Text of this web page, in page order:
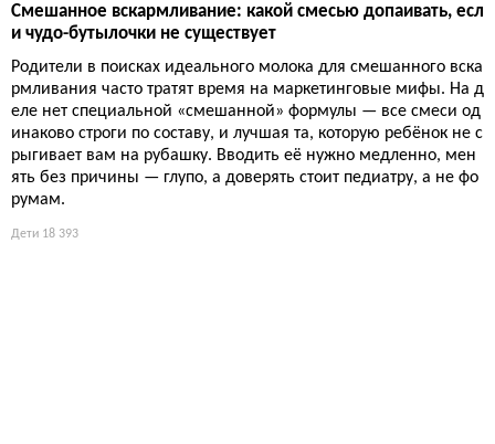
Смешанное вскармливание: какой смесью допаивать, есл
и чудо-бутылочки не существует
Родители в поисках идеального молока для смешанного вска
рмливания часто тратят время на маркетинговые мифы. На д
еле нет специальной «смешанной» формулы — все смеси од
инаково строги по составу, и лучшая та, которую ребёнок не с
рыгивает вам на рубашку. Вводить её нужно медленно, мен
ять без причины — глупо, а доверять стоит педиатру, а не фо
румам.
Дети 18 393